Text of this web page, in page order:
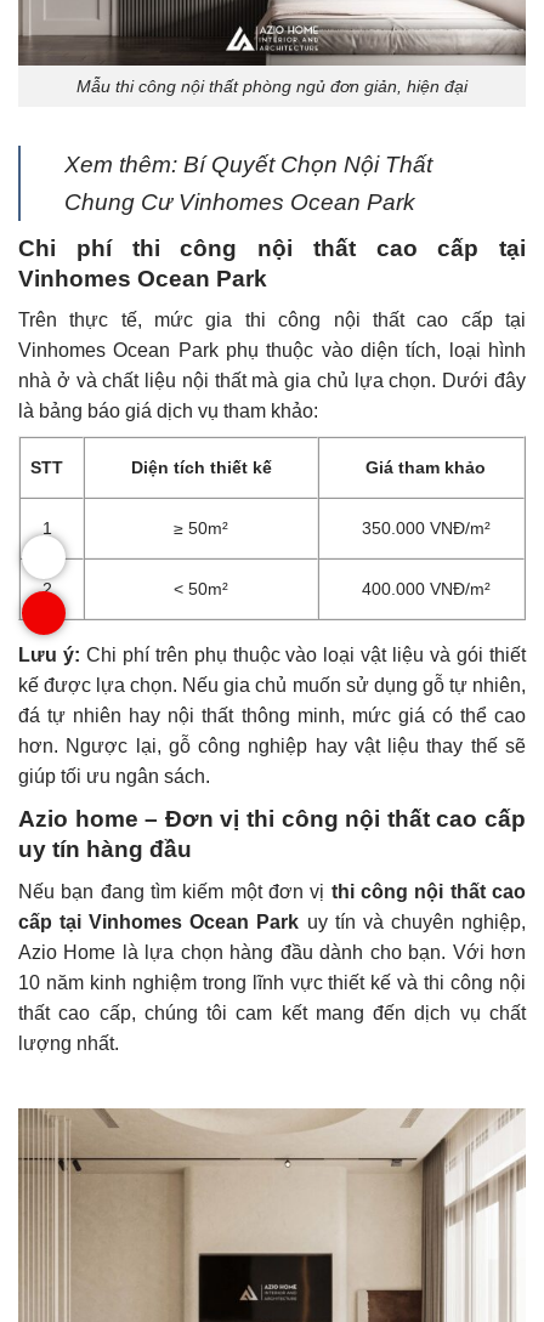
Mẫu thi công nội thất phòng ngủ đơn giản, hiện đại
Xem thêm: Bí Quyết Chọn Nội Thất
Chung Cư Vinhomes Ocean Park
Chi phí thi công nội thất cao cấp tại
Vinhomes Ocean Park
Trên thực tế, mức gia thi công nội thất cao cấp tại
Vinhomes Ocean Park phụ thuộc vào diện tích, loại hình
nhà ở và chất liệu nội thất mà gia chủ lựa chọn. Dưới đây
là bảng báo giá dịch vụ tham khảo:
STT Diện tích thiết kế Giá tham khảo
1 ≥ 50m² 350.000 VNĐ/m²
2 < 50m² 400.000 VNĐ/m²
Lưu ý: Chi phí trên phụ thuộc vào loại vật liệu và gói thiết
kế được lựa chọn. Nếu gia chủ muốn sử dụng gỗ tự nhiên,
đá tự nhiên hay nội thất thông minh, mức giá có thể cao
hơn. Ngược lại, gỗ công nghiệp hay vật liệu thay thế sẽ
giúp tối ưu ngân sách.
Azio home – Đơn vị thi công nội thất cao cấp
uy tín hàng đầu
Nếu bạn đang tìm kiếm một đơn vị thi công nội thất cao
cấp tại Vinhomes Ocean Park uy tín và chuyên nghiệp,
Azio Home là lựa chọn hàng đầu dành cho bạn. Với hơn
10 năm kinh nghiệm trong lĩnh vực thiết kế và thi công nội
thất cao cấp, chúng tôi cam kết mang đến dịch vụ chất
lượng nhất.